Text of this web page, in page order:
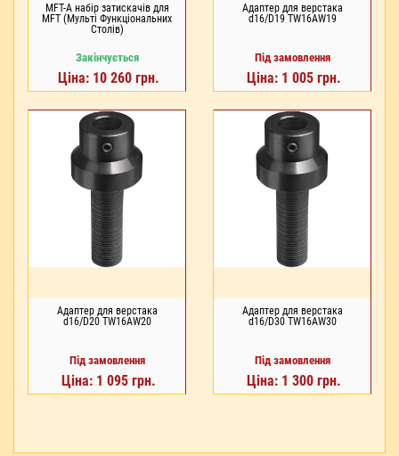
MFT-A набір затискачів для
MFT (Мульті Функціональних
Столів)
Закінчується
Ціна: 10 260 грн.
Адаптер для верстака
d16/D19 TW16AW19
Під замовлення
Ціна: 1 005 грн.
Адаптер для верстака
d16/D20 TW16AW20
Під замовлення
Ціна: 1 095 грн.
Адаптер для верстака
d16/D30 TW16AW30
Під замовлення
Ціна: 1 300 грн.